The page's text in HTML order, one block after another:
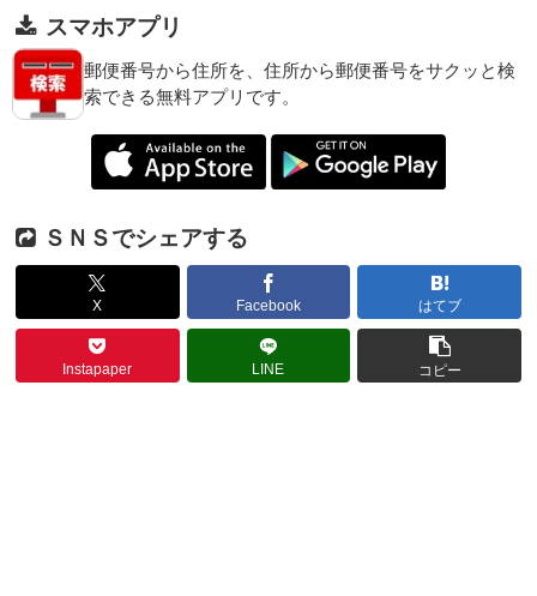
スマホアプリ
郵便番号から住所を、住所から郵便番号をサクッと検
索できる無料アプリです。
ＳＮＳでシェアする
X Facebook はてブ
Instapaper LINE コピー